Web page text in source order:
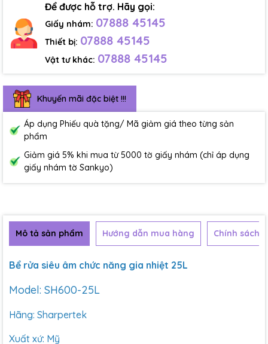
Để được hỗ trợ. Hãy gọi:
Giấy nhám: 07888 45145
Thiết bị: 07888 45145
Vật tư khác: 07888 45145
Khuyến mãi đặc biệt !!!
Áp dụng Phiếu quà tặng/ Mã giảm giá theo từng sản
phẩm
Giảm giá 5% khi mua từ 5000 tờ giấy nhám (chỉ áp dụng
giấy nhám tờ Sankyo)
Mô tả sản phẩm Hướng dẫn mua hàng Chính sách
Bể rửa siêu âm chức năng gia nhiệt 25L
Model: SH600-25L
Hãng: Sharpertek
Xuất xứ: Mỹ